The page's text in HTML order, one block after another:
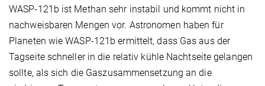
WASP-121b ist Methan sehr instabil und kommt nicht in
nachweisbaren Mengen vor. Astronomen haben für
Planeten wie WASP-121b ermittelt, dass Gas aus der
Tagseite schneller in die relativ kühle Nachtseite gelangen
sollte, als sich die Gaszusammensetzung an die